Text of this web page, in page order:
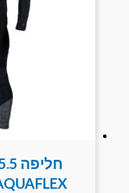
חליפה